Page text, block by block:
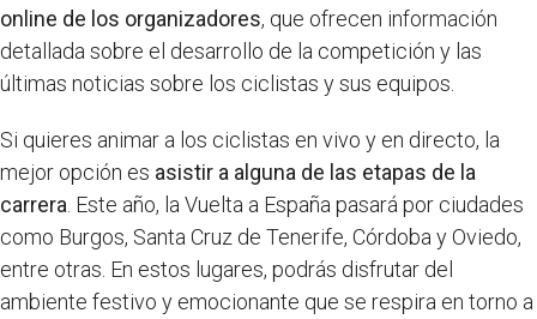
online de los organizadores, que ofrecen información
detallada sobre el desarrollo de la competición y las
últimas noticias sobre los ciclistas y sus equipos.
Si quieres animar a los ciclistas en vivo y en directo, la
mejor opción es asistir a alguna de las etapas de la
carrera . Este año, la Vuelta a España pasará por ciudades
como Burgos, Santa Cruz de Tenerife, Córdoba y Oviedo,
entre otras. En estos lugares, podrás disfrutar del
ambiente festivo y emocionante que se respira en torno a